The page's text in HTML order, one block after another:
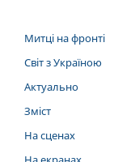
Митці на фронті
Світ з Україною
Актуально
Зміст
На сценах